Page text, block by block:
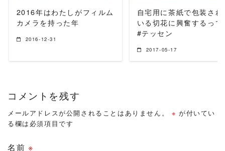
2016年はわたしがフィルム
カメラを持った年
2016-12-31
自宅用に茶紙で包装され
いる切花に興奮するって
#テッセン
2017-05-17
コメントを残す
メールアドレスが公開されることはありません。 ※ が付いてい
る欄は必須項目です
名前 ※